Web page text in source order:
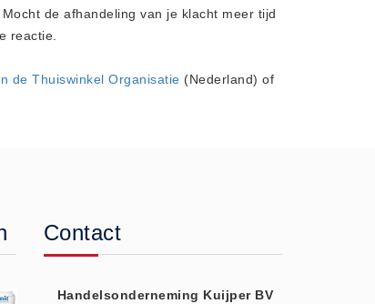
de afhandeling van je klacht meer tijd
reactie.
de Thuiswinkel Organisatie (Nederland) of
Contact
Handelsonderneming Kuijper BV